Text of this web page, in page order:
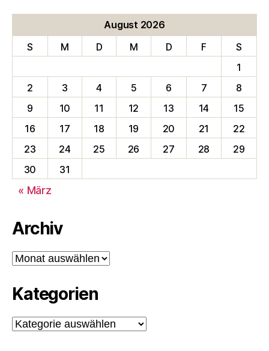
August 2026
S
M D M D F
S
1
2
3 4 5 6 7
8
9
10 11 12 13 14
15
16
17 18 19 20 21
22
23
24 25 26 27 28
29
30
31
« März
Archiv
Archiv
Kategorien
Kategorien